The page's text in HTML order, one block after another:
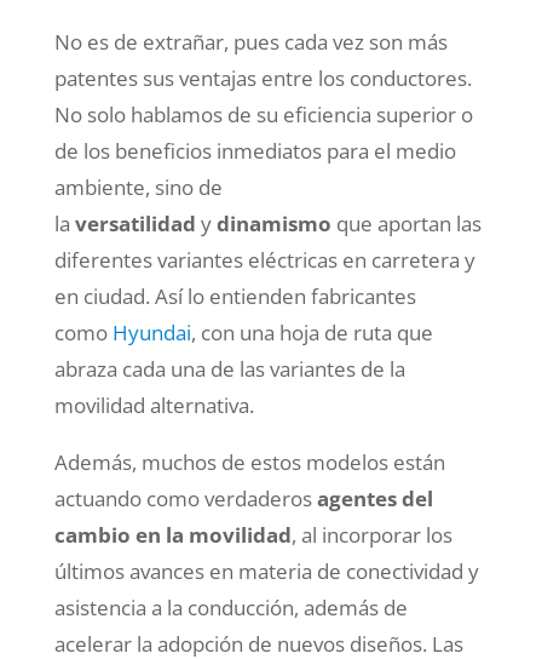
No es de extrañar, pues cada vez son más
patentes sus ventajas entre los conductores.
No solo hablamos de su eficiencia superior o
de los beneficios inmediatos para el medio
ambiente, sino de
la versatilidad ydinamismo que aportan las
diferentes variantes eléctricas en carretera y
en ciudad. Así lo entienden fabricantes
como Hyundai, con una hoja de ruta que
abraza cada una de las variantes de la
movilidad alternativa.
Además, muchos de estos modelos están
actuando como verdaderosagentes del
cambio en la movilidad, al incorporar los
últimos avances en materia de conectividad y
asistencia a la conducción, además de
acelerar la adopción de nuevos diseños. Las